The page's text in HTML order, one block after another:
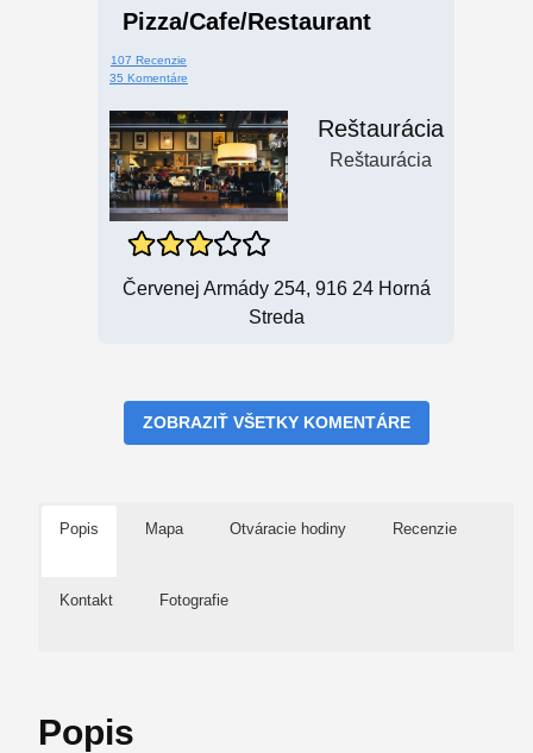
Pizza/cafe/restaurant
107 Recenzie
35 Komentáre
Reštaurácia
Reštaurácia
Červenej Armády 254, 916 24 Horná
Streda
ZOBRAZIŤ VŠETKY KOMENTÁRE
Popis Mapa Otváracie hodiny Recenzie
Kontakt Fotografie
Popis